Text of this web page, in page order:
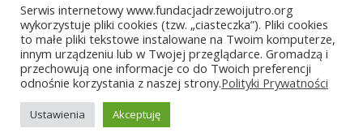
Projects in Canada
Projekty archiwalne
Facebook
Instagram
Serwis internetowy www.fundacjadrzewoijutro.org
wykorzystuje pliki cookies (tzw. „ciasteczka”). Pliki cookies
to małe pliki tekstowe instalowane na Twoim komputerze,
innym urządzeniu lub w Twojej przeglądarce. Gromadzą i
przechowują one informacje co do Twoich preferencji
odnośnie korzystania z naszej strony.Polityki Prywatności
Ustawienia Akceptuję